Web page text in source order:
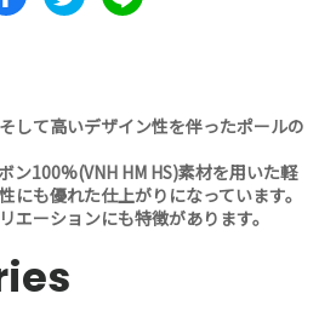
して高いデザイン性を伴ったポールの
ン100%(VNH HM HS)素材を用いた軽
にも優れた仕上がりになっています。
エーションにも特徴があります。